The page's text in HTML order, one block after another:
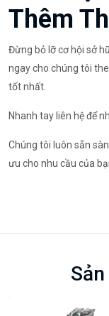
Thêm
Đừng bỏ lỡ cơ hội sở
ngay cho chúng tôi
tốt nhất.
Nhanh tay liên hệ để
Chúng tôi luôn sẵn
ưu cho nhu cầu của